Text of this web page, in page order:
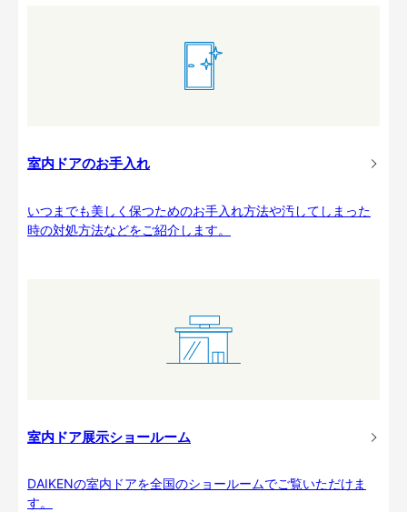
室内ドアのお手入れ
いつまでも美しく保つためのお手入れ方法や汚してしまった
時の対処方法などをご紹介します。
室内ドア展示ショールーム
DAIKENの室内ドアを全国のショールームでご覧いただけま
す。